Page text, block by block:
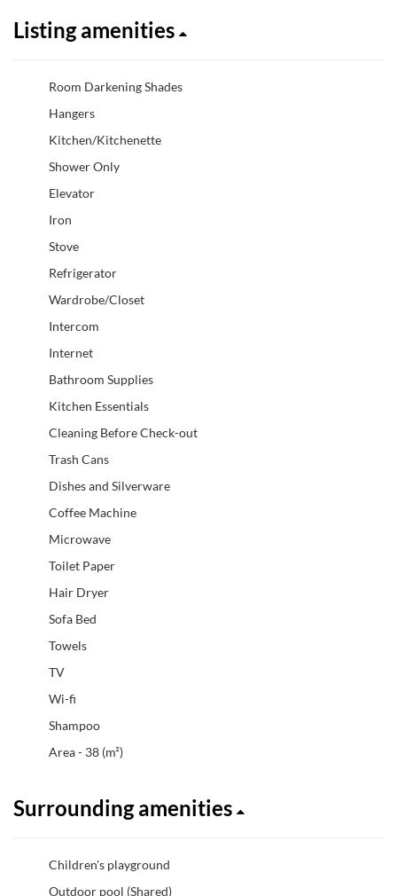
Listing amenities
Room Darkening Shades
Hangers
Kitchen/Kitchenette
Shower Only
Elevator
Iron
Stove
Refrigerator
Wardrobe/Closet
Intercom
Internet
Bathroom Supplies
Kitchen Essentials
Cleaning Before Check-out
Trash Cans
Dishes and Silverware
Coffee Machine
Microwave
Toilet Paper
Hair Dryer
Sofa Bed
Towels
TV
Wi-fi
Shampoo
Area - 38 (m²)
Surrounding amenities
Children's playground
Outdoor pool (Shared)